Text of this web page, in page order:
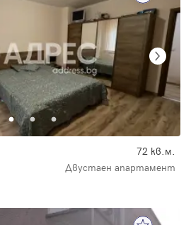
72 кв.м.
Двустаен апартамент